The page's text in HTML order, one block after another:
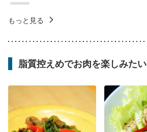
もっと見る
脂質控えめでお肉を楽しみたい